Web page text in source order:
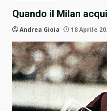
Quando il Milan
Andrea Gioia 18 Aprile